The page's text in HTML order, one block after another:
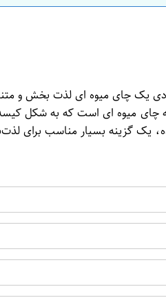
چای کیسه ای میوه ای فان تایم مدل هلو بسته
می‌بخشد. این بسته شامل 20 عدد کیسه
یک گزینه بسیار مناسب برای